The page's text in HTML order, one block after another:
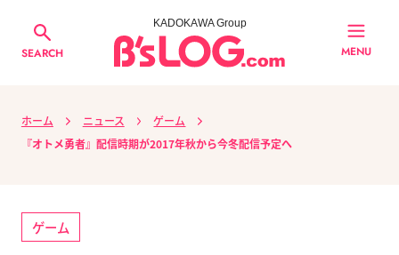
SEARCH
KADOKAWA Group
MENU
ホーム ニュース
ゲーム
『オトメ勇者』配信時期が2017年秋から今冬配信予定へ
ゲーム